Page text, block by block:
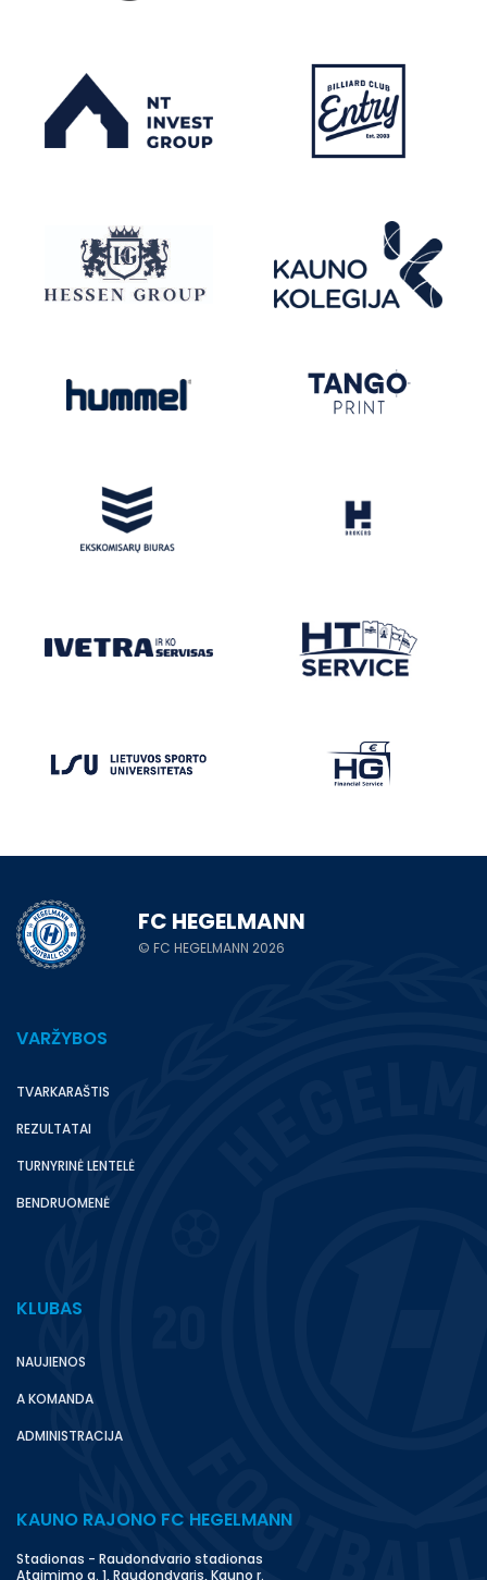
FC HEGELMANN
© FC HEGELMANN 2026
VARŽYBOS
TVARKARAŠTIS
REZULTATAI
TURNYRINĖ LENTELĖ
BENDRUOMENĖ
KLUBAS
NAUJIENOS
A KOMANDA
ADMINISTRACIJA
KAUNO RAJONO FC HEGELMANN
Stadionas - Raudondvario stadionas
Atgimimo g. 1, Raudondvaris, Kauno r.